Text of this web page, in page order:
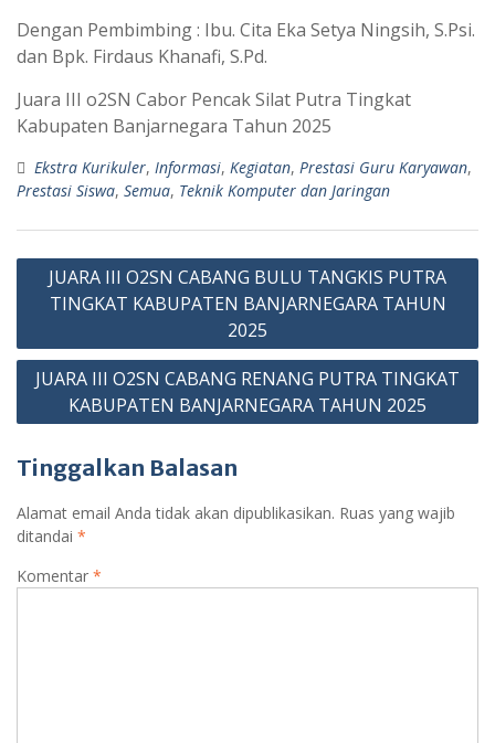
Dengan Pembimbing : Ibu. Cita Eka Setya Ningsih, S.Psi.
dan Bpk. Firdaus Khanafi, S.Pd.
Juara III o2SN Cabor Pencak Silat Putra Tingkat
Kabupaten Banjarnegara Tahun 2025
Ekstra Kurikuler, Informasi, Kegiatan, Prestasi Guru Karyawan,
Prestasi Siswa, Semua, Teknik Komputer dan Jaringan
JUARA III O2SN CABANG BULU TANGKIS PUTRA
TINGKAT KABUPATEN BANJARNEGARA TAHUN
2025
JUARA III O2SN CABANG RENANG PUTRA TINGKAT
KABUPATEN BANJARNEGARA TAHUN 2025
Tinggalkan Balasan
Alamat email Anda tidak akan dipublikasikan. Ruas yang wajib
ditandai *
Komentar *